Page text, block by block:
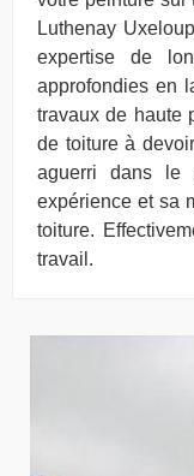
Luthenay
expertise de
approfondies en
travaux de haute
de toiture à
aguerri dans le
expérience et sa
toiture.
travail.